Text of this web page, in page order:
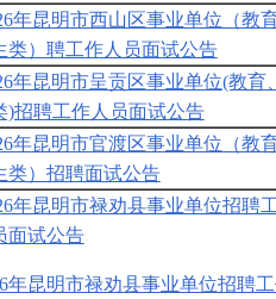
年昆明市西山区事业单位（教
类）聘工作人员面试公告
年昆明市呈贡区事业单位(教育
)招聘工作人员面试公告
年昆明市官渡区事业单位（教
类）招聘面试公告
年昆明市禄劝县事业单位招聘
面试公告
年昆明市禄劝县事业单位招聘